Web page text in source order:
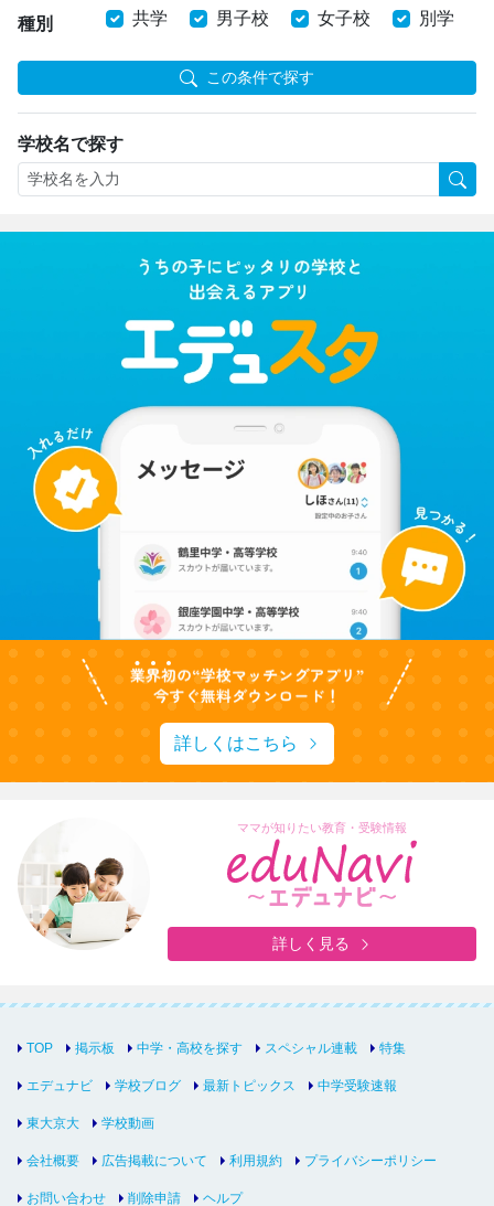
種別 共学 男子校 女子校 別学
この条件で探す
学校名で探す
詳しくはこちら
ママが知りたい教育・受験情報
詳しく見る
TOP 掲示板 中学・高校を探す スペシャル連載 特集
エデュナビ 学校ブログ 最新トピックス 中学受験速報
東大京大 学校動画
会社概要 広告掲載について 利用規約 プライバシーポリシー
お問い合わせ 削除申請 ヘルプ